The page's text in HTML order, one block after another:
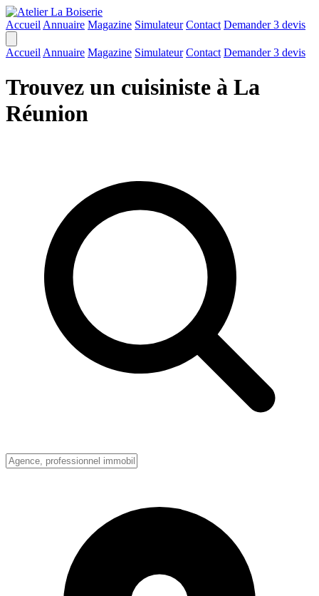
Accueil Annuaire Magazine Simulateur Contact Demander 3 devis
Accueil Annuaire Magazine Simulateur Contact Demander 3 devis
Trouvez un cuisiniste à La
Réunion